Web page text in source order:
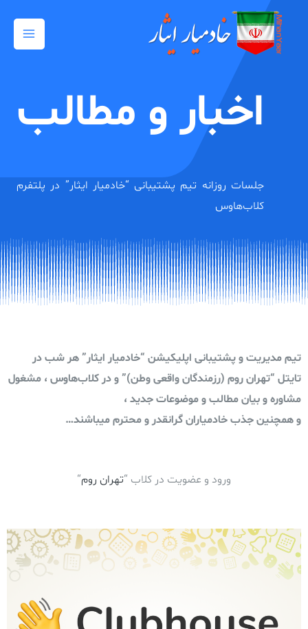
اخبار و مطالب
جلسات روزانه تیم پشتیبانی “خادمیار ایثار” در پلتفرم
کلاب‌هاوس
تیم مدیریت و پشتیبانی اپلیکیشن “خادمیار ایثار” هر شب در
تایتل “تهران روم (رزمندگان واقعی وطن)” و در کلاب‌هاوس ، مشغول
مشاوره و بیان مطالب و موضوعات جدید ،
و همچنین جذب خادمیاران گرانقدر و محترم میباشند…
ورود و عضویت در کلاب “تهران روم“